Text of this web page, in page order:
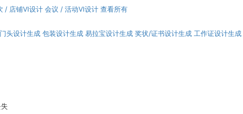
/ 店铺VI设计 会议 / 活动VI设计 查看所有
门头设计生成 包装设计生成 易拉宝设计生成 奖状/证书设计生成 工作证设计生成